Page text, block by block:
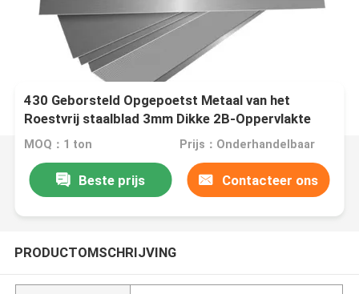
430 Geborsteld Opgepoetst Metaal van het
Roestvrij staalblad 3mm Dikke 2B-Oppervlakte
MOQ：1 ton Prijs：Onderhandelbaar
Beste prijs Contacteer ons
PRODUCTOMSCHRIJVING